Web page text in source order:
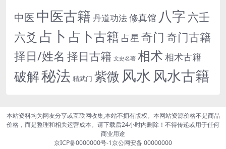
中医 中医古籍 丹道功法修真馆 八字 六壬
六爻 占卜 占卜古籍 占星 奇门 奇门古籍
择日/姓名 择日古籍 文史名著 相术 相术古籍
破解秘法 精武门 紫微 风水 风水古籍
本站资料均为网友分享或互联网收集,本站不拥有版权。本网站资源价格不是商品
价格，而是整理和相关运营成本。请下载后24小时内删除！不得传递或用于任何
商业用途
京ICP备0000000号-1京公网安备 00000000